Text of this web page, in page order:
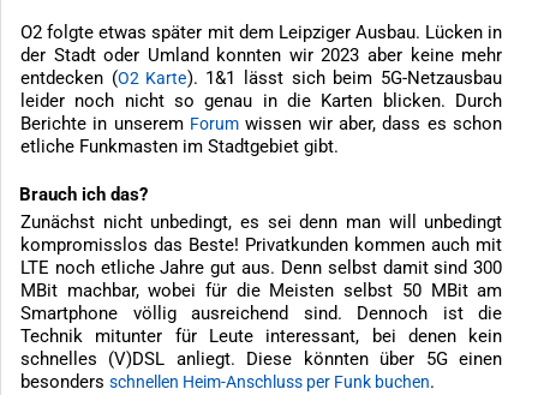
O2 folgte etwas später mit dem Leipziger Ausbau. Lücken in
der Stadt oder Umland konnten wir 2023 aber keine mehr
entdecken (O2 Karte). 1&1 lässt sich beim 5G-Netzausbau
leider noch nicht so genau in die Karten blicken. Durch
Berichte in unserem Forum wissen wir aber, dass es schon
etliche Funkmasten im Stadtgebiet gibt.
Brauch ich das?
Zunächst nicht unbedingt, es sei denn man will unbedingt
kompromisslos das Beste! Privatkunden kommen auch mit
LTE noch etliche Jahre gut aus. Denn selbst damit sind 300
MBit machbar, wobei für die Meisten selbst 50 MBit am
Smartphone völlig ausreichend sind. Dennoch ist die
Technik mitunter für Leute interessant, bei denen kein
schnelles (V)DSL anliegt. Diese könnten über 5G einen
besonders schnellen Heim-Anschluss per Funk buchen.